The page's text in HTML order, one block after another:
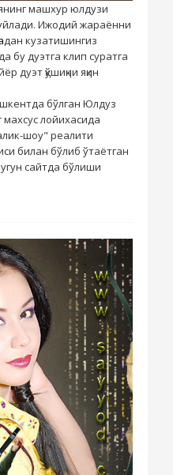
машхур юлдузи
Ижодий жараённи
дан кузатишингиз
бу дуэтга клип суратга
дуэт қўшиқни яқин
бўлган Юлдуз
лойихасида
шоу" реалити
билан бўлиб ўтаётган
сайтда бўлиши